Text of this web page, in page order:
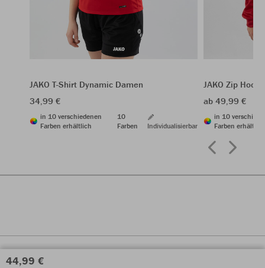
44,99 €
JAKO T-Shirt Dynamic Damen
34,99 €
in 10 verschiedenen
Farben erhältlich
10
Farben
Individualisierbar
JAKO Zip
ab 49,99 €
in 10
Farben